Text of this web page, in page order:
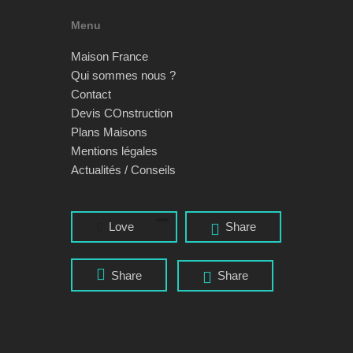
Menu
Maison France
Qui sommes nous ?
Contact
Devis COnstruction
Plans Maisons
Mentions légales
Actualités / Conseils
Love Share
Share Share